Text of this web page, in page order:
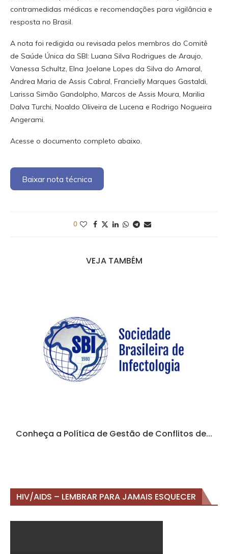
contramedidas médicas e recomendações para vigilância e
resposta no Brasil.
A nota foi redigida ou revisada pelos membros do Comitê
de Saúde Única da SBI: Luana Silva Rodrigues de Araujo,
Vanessa Schultz, Elna Joelane Lopes da Silva do Amaral,
Andrea Maria de Assis Cabral, Francielly Marques Gastaldi,
Larissa Simão Gandolpho, Marcos de Assis Moura, Marilia
Dalva Turchi, Noaldo Oliveira de Lucena e Rodrigo Nogueira
Angerami.
Acesse o documento completo abaixo.
Baixar nota técnica
0
VEJA TAMBÉM
Conheça a Política de Gestão de Conflitos de...
HIV/AIDS – LEMBRAR PARA JAMAIS ESQUECER